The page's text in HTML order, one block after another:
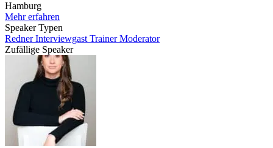
Hamburg
Mehr erfahren
Speaker Typen
RednerInterviewgast TrainerModerator
Zufällige Speaker